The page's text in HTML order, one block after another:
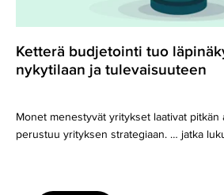
Ketterä budjetointi tuo
nykytilaan ja tulevaisuuteen
Monet menestyvät yritykset laativat pitkän
perustuu yrityksen strategiaan. … jatka